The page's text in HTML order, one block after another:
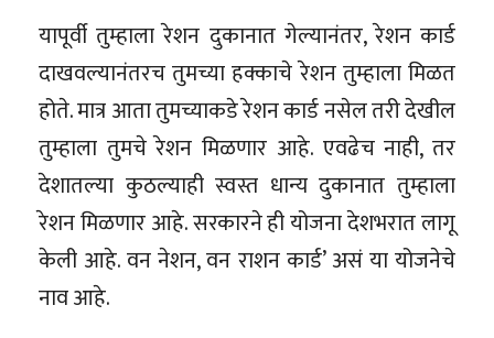
यापूर्वी तुम्हाला रेशन दुकानात गेल्यानंतर, रेशन कार्ड
दाखवल्यानंतरच तुमच्या हक्काचे रेशन तुम्हाला मिळत
होते. मात्र आता तुमच्याकडे रेशन कार्ड नसेल तरी देखील
तुम्हाला तुमचे रेशन मिळणार आहे. एवढेच नाही, तर
देशातल्या कुठल्याही स्वस्त धान्य दुकानात तुम्हाला
रेशन मिळणार आहे. सरकारने ही योजना देशभरात लागू
केली आहे. वन नेशन, वन राशन कार्ड’ असं या योजनेचे
नाव आहे.